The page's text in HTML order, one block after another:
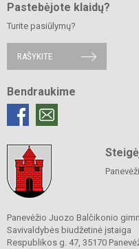
Pastebėjote klaidų?
Turite pasiūlymų?
RAŠYKITE
Bendraukime
Panevėžio Juozo Balčikonio
Savivaldybės biudžetinė įstaiga
Respublikos g. 47, 35170